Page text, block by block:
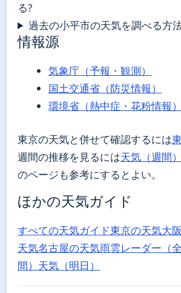
る?
過去の小平市の天気を調べる方
情報源
気象庁（予報・観測）
国土交通省（防災情報）
環境省（熱中症・花粉情報）
東京の天気と併せて確認するには
週間の推移を見るには天気（週間）
のページも参考にするとよい。
ほかの天気ガイド
すべての天気ガイド東京の天気大
天気名古屋の天気雨雲レーダー（全
間） 天気（明日）